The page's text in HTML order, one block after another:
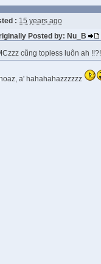
: 15 years ago
Posted by: Nu_B
cũng topless luôn ah
a' hahahahazzzzzz